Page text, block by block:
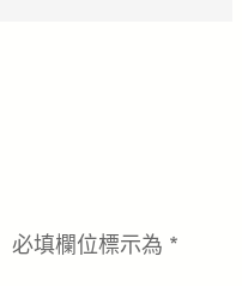
必填欄位標示為 *